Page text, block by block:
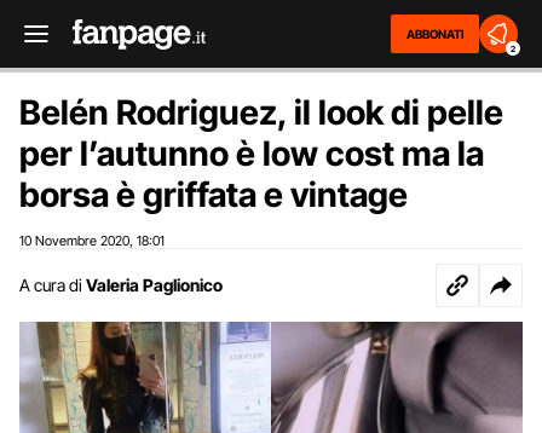
ABBONATI
2
Belén Rodriguez, il look di pelle
per l’autunno è low cost ma la
borsa è griffata e vintage
10 Novembre 2020 18:01
A cura di Valeria Paglionico